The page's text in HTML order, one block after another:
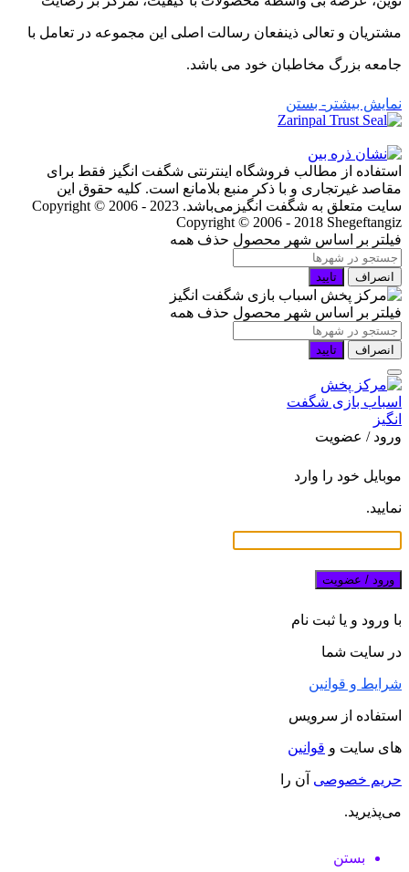
مشتریان و تعالی ذینفعان رسالت اصلی این مجموعه در تعامل با
جامعه بزرگ مخاطبان خود می باشد.
نمایش بیشتر - بستن
استفاده از مطالب فروشگاه اینترنتی شگفت انگیز فقط برای
مقاصد غیرتجاری و با ذکر منبع بلامانع است. کلیه حقوق این
سایت متعلق به شگفت انگیزمی‌باشد. Copyright © 2006 - 2023
Copyright © 2006 - 2018 Shegeftangiz
فیلتر بر اساس شهر محصول حذف همه
انصراف تایید
فیلتر بر اساس شهر محصول حذف همه
انصراف تایید
ورود / عضویت
موبایل خود را وارد
نمایید.
ورود / عضویت
با ورود و یا ثبت نام
در سایت شما
شرایط و قوانین
استفاده از سرویس
های سایت و قوانین
حریم خصوصی آن را
می‌پذیرید.
بستن